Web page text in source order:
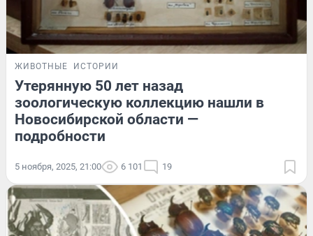
ЖИВОТНЫЕ ИСТОРИИ
Утерянную 50 лет назад
зоологическую коллекцию нашли в
Новосибирской области —
подробности
5 ноября, 2025, 21:00 6 101 19